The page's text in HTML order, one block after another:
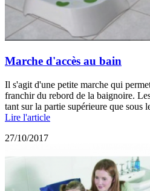
Marche d'accès au bain
Il s'agit d'une petite marche qui
franchir du rebord de la baignoire.
tant sur la partie supérieure que sous
Lire l'article
27/10/2017